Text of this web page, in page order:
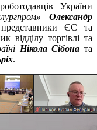
України
Олександр
ЄС та
відділу торгівлі та
Нікола Сібона та
.